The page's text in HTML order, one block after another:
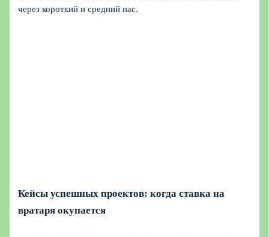
через короткий и средний пас.
Кейсы успешных проектов: когда ставка на
вратаря окупается